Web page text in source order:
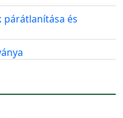
párátlanítása és